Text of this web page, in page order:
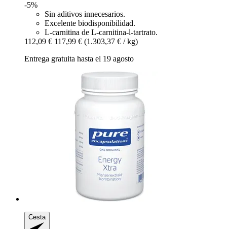
-5%
Sin aditivos innecesarios.
Excelente biodisponibilidad.
L-carnitina de L-carnitina-l-tartrato.
112,09 € 117,99 € (1.303,37 € / kg)
Entrega gratuita hasta el 19 agosto
Cesta